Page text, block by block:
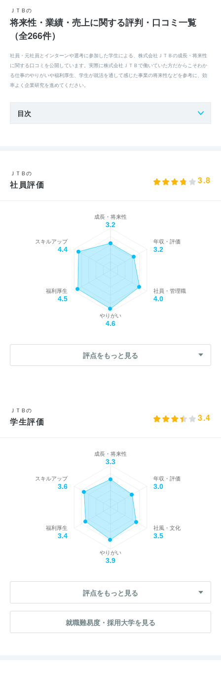
ＪＴＢの
将来性・業績・売上に関する評判・口コミ一覧
（全266件）
社員・元社員とインターンや選考に参加した学生による、株式会社ＪＴＢの成長・将来性
に関する口コミを公開しています。実際に株式会社ＪＴＢで働いていた方だからこそわか
る仕事のやりがいや福利厚生、学生が就活を通して感じた事業の将来性などを参考に、効
率よく企業研究を進めてください。
目次
ＪＴＢの
社員評価 3.8
成長・将来性
3.2
年収・評価
3.2
社員・管理職
4.0
やりがい
4.6
福利厚生
4.5
スキルアップ
4.4
評点をもっと見る
ＪＴＢの
学生評価 3.4
成長・将来性
3.3
年収・評価
3.0
社風・文化
3.5
やりがい
3.9
福利厚生
3.4
スキルアップ
3.6
評点をもっと見る
就職難易度・採用大学を見る